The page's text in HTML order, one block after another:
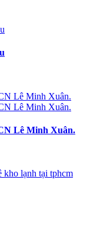
Lê Minh Xuân.